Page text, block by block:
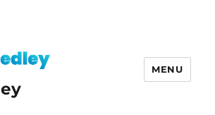
MENU